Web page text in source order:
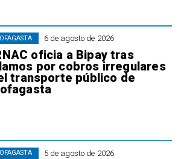
6 de agosto de 2026
oficia a Bipay tras
por cobros irregulares
transporte público de
5 de agosto de 2026